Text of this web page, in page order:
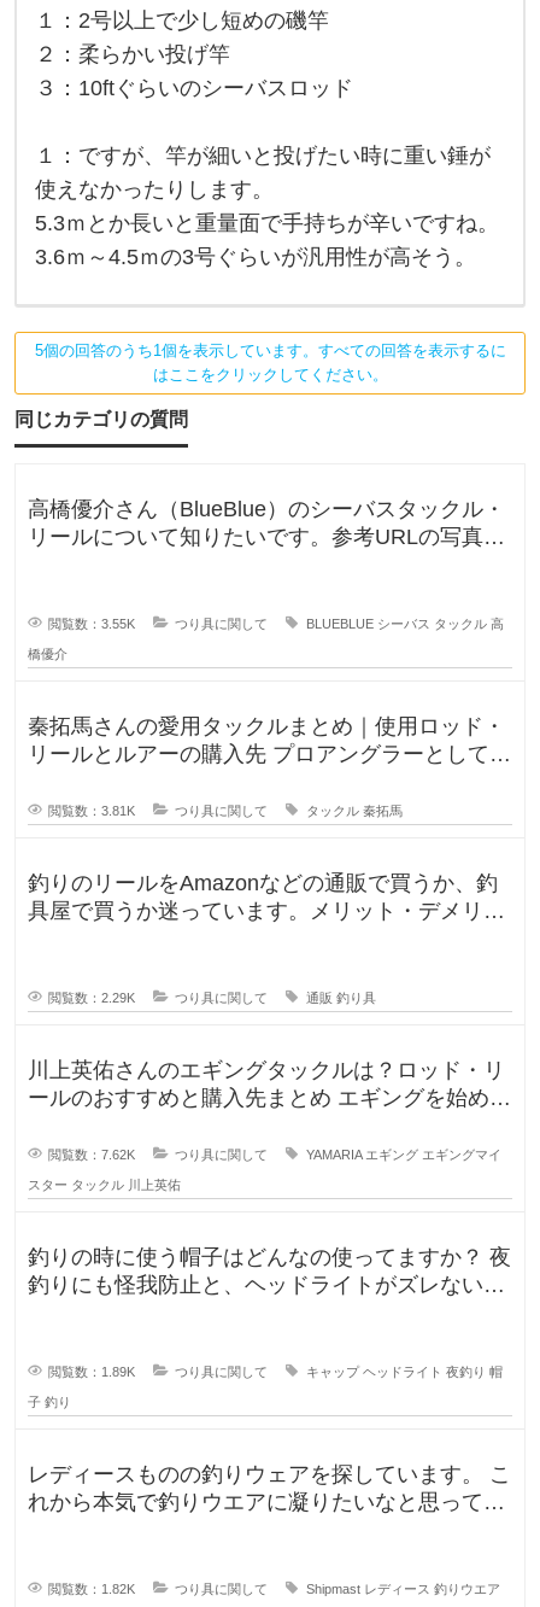
ク
ス
な
な
ど
を
含
め
も
と
か
も
っ
た
な
！
と
リ
１：2号以上で少し短めの磯竿
２：柔らかい投げ竿
３：10ftぐらいのシーバスロッド
１：ですが、竿が細いと投げたい時に重い錘が
使えなかったりします。
5.3ｍとか長いと重量面で手持ちが辛いですね。
3.6ｍ～4.5ｍの3号ぐらいが汎用性が高そう。
5個の回答のうち1個を表示しています。すべての回答を表示するに
はここをクリックしてください。
同じカテゴリの質問
高橋優介さん（BlueBlue）のシーバスタックル・
リールについて知りたいです。参考URLの写真の
閲覧数：3.55K つり具に関して BLUEBLUE シーバス タックル 高
橋優介
秦拓馬さんの愛用タックルまとめ｜使用ロッド・
リールとルアーの購入先 プロアングラーとして、
閲覧数：3.81K つり具に関して タックル 秦拓馬
釣りのリールをAmazonなどの通販で買うか、釣
具屋で買うか迷っています。メリット・デメリッ
閲覧数：2.29K つり具に関して 通販 釣り具
川上英佑さんのエギングタックルは？ロッド・リ
ールのおすすめと購入先まとめ エギングを始めよ
閲覧数：7.62K つり具に関して YAMARIA エギング エギングマイ
スター タックル 川上英佑
釣りの時に使う帽子はどんなの使ってますか？ 夜
釣りにも怪我防止と、ヘッドライトがズレないよ
閲覧数：1.89K つり具に関して キャップ ヘッドライト 夜釣り 帽
子 釣り
レディースものの釣りウェアを探しています。 こ
れから本気で釣りウエアに凝りたいなと思ってい
閲覧数：1.82K つり具に関して Shipmast レディース 釣りウエア